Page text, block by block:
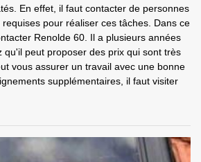
En effet, il faut contacter de personnes
pour réaliser ces tâches. Dans ce
Renolde 60. Il a plusieurs années
qu'il peut proposer des prix qui sont très
vous assurer un travail avec une bonne
supplémentaires, il faut visiter